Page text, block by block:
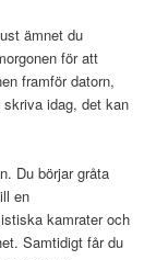
ämnet du
för att
framför datorn,
idag, det kan
Du börjar gråta
en
kamrater och
Samtidigt får du